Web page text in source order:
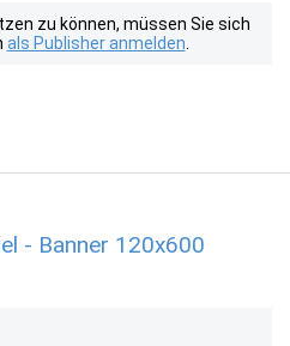
zu können, müssen Sie sich
als Publisher anmelden
- Banner 120x600